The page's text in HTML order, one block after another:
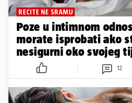
RECITE NE SRAMU
Poze u intimnom
morate isprobati ako
nesigurni oko svojeg
12